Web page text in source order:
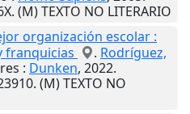
(M) TEXTO NO LITERARIO
organización escolar :
franquicias
. Rodríguez,
: Dunken, 2022.
(M) TEXTO NO